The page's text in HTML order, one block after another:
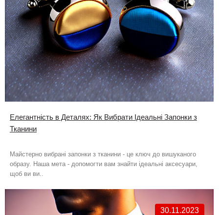
Елегантність в Деталях: Як Вибрати Ідеальні Запонки з
Тканини
Майстерно вибрані запонки з тканини - це ключ до вишуканого
образу. Наша мета - допомогти вам знайти ідеальні аксесуари,
щоб ви ви..
30.11.2023